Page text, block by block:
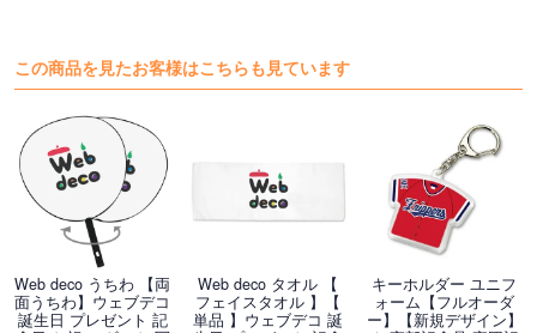
この商品を見たお客様はこちらも見ています
Web deco うちわ 【両
面うちわ】ウェブデコ
誕生日 プレゼント 記
Web deco タオル 【
フェイスタオル 】【
単品 】ウェブデコ 誕
キーホルダー ユニフ
ォーム【フルオーダ
ー】【新規デザイン】